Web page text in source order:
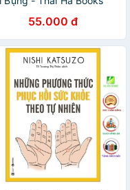
55.000 đ